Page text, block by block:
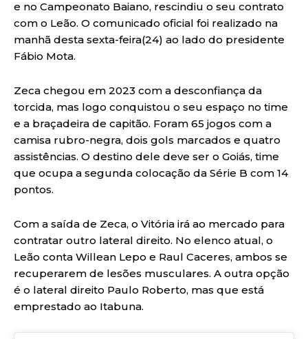
e no Campeonato Baiano, rescindiu o seu contrato
com o Leão. O comunicado oficial foi realizado na
manhã desta sexta-feira(24) ao lado do presidente
Fábio Mota.
Zeca chegou em 2023 com a desconfiança da
torcida, mas logo conquistou o seu espaço no time
e a braçadeira de capitão. Foram 65 jogos com a
camisa rubro-negra, dois gols marcados e quatro
assistências. O destino dele deve ser o Goiás, time
que ocupa a segunda colocação da Série B com 14
pontos.
Com a saída de Zeca, o Vitória irá ao mercado para
contratar outro lateral direito. No elenco atual, o
Leão conta Willean Lepo e Raul Caceres, ambos se
recuperarem de lesões musculares. A outra opção
é o lateral direito Paulo Roberto, mas que está
emprestado ao Itabuna.